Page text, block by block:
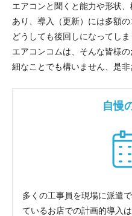
エアコンと聞くと能力や形状
あり、導入（更新）には多額
どうしても後回しになってし
エアコンコムは、そんな皆様
細なことでも構いません、是非
自慢
多くの工事員を現場に派遣
ているお店での計画的導入